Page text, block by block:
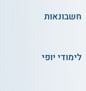
חשבונאות
לימודי יופי